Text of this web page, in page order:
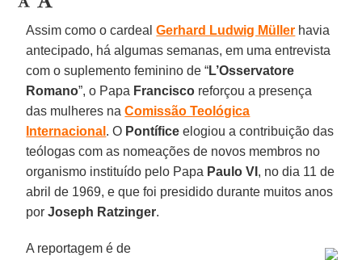
Assim como o cardealGerhard Ludwig Müller havia
antecipado, há algumas semanas, em uma entrevista
com o suplemento feminino de “L’Osservatore
Romano”, o Papa Francisco reforçou a presença
das mulheres naComissão Teológica
Internacional . O Pontífice elogiou a contribuição das
teólogas com as nomeações de novos membros no
organismo instituído pelo Papa Paulo VI , no dia 11 de
abril de 1969, e que foi presidido durante muitos anos
porJoseph Ratzinger.
A reportagem é de